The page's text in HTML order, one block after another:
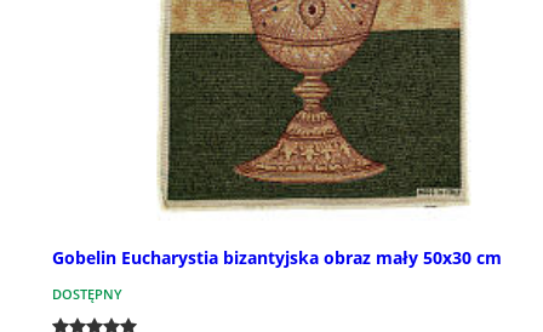
Gobelin Eucharystia bizantyjska obraz mały 50x30 cm
DOSTĘPNY